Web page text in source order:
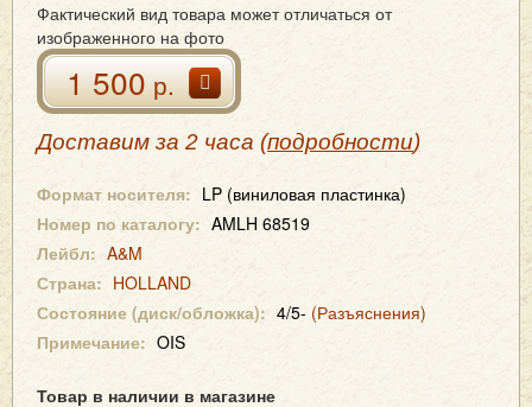
Фактический вид товара может отличаться от
изображенного на фото
1 500р.
Доставим за 2 часа (подробности)
Формат носителя: LP (виниловая пластинка)
Номер по каталогу: AMLH 68519
Лейбл: A&M
Страна: HOLLAND
Состояние (диск/обложка): 4/5- (Разъяснения)
Примечание: OIS
Товар в наличии в магазине